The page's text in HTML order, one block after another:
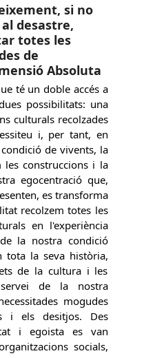
si no
desastre,
totes les
de
Absoluta
té un doble accés a
possibilitats: una
culturals recolzades
i, per tant, en
de vivents, la
les construccions i la
egocentració que,
es transforma
recolzem totes les
en l'experiència
la nostra condició
tota la seva història,
de la cultura i les
de la nostra
mogudes
i els desitjos. Des
i egoista es van
socials,